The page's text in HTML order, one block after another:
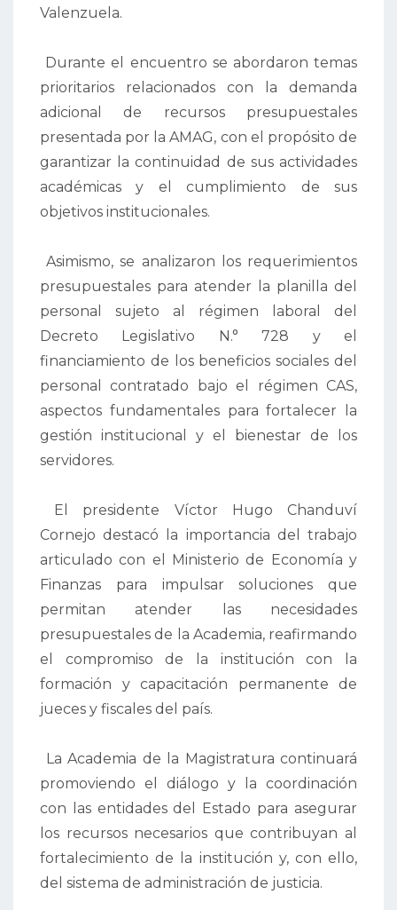
Valenzuela.
Durante el encuentro se abordaron temas
prioritarios relacionados con la demanda
adicional de recursos presupuestales
presentada por la AMAG, con el propósito de
garantizar la continuidad de sus actividades
académicas y el cumplimiento de sus
objetivos institucionales.
Asimismo, se analizaron los requerimientos
presupuestales para atender la planilla del
personal sujeto al régimen laboral del
Decreto Legislativo N.° 728 y el
financiamiento de los beneficios sociales del
personal contratado bajo el régimen CAS,
aspectos fundamentales para fortalecer la
gestión institucional y el bienestar de los
servidores.
El presidente Víctor Hugo Chanduví
Cornejo destacó la importancia del trabajo
articulado con el Ministerio de Economía y
Finanzas para impulsar soluciones que
permitan atender las necesidades
presupuestales de la Academia, reafirmando
el compromiso de la institución con la
formación y capacitación permanente de
jueces y fiscales del país.
La Academia de la Magistratura continuará
promoviendo el diálogo y la coordinación
con las entidades del Estado para asegurar
los recursos necesarios que contribuyan al
fortalecimiento de la institución y, con ello,
del sistema de administración de justicia.